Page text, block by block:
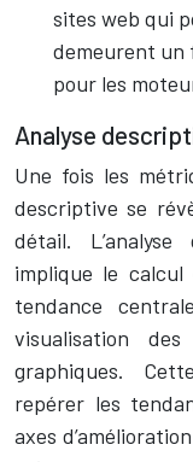
sites web qui
demeurent un
pour les
Analyse
Une fois les
descriptive se
détail.
implique le calcul
tendance
visualisation
graphiques.
repérer les
axes